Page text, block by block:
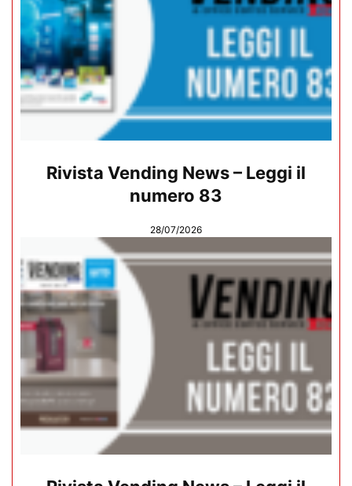
Rivista Vending News – Leggi il
numero 83
28/07/2026